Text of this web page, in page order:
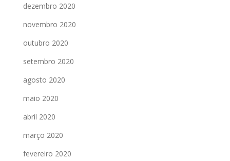
dezembro 2020
novembro 2020
outubro 2020
setembro 2020
agosto 2020
maio 2020
abril 2020
março 2020
fevereiro 2020